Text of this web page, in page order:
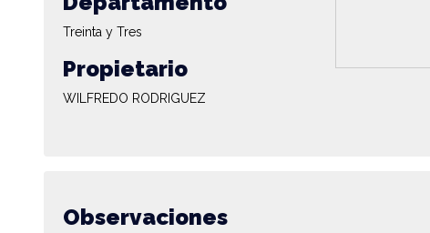
Treinta y Tres
Propietario
WILFREDO RODRIGUEZ
Observaciones